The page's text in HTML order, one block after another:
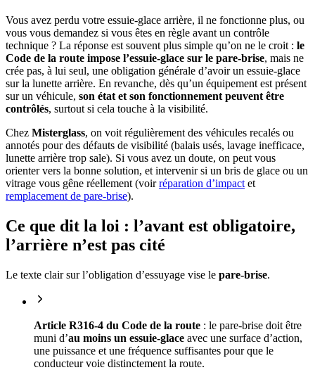
Vous avez perdu votre essuie-glace arrière, il ne fonctionne plus, ou
vous vous demandez si vous êtes en règle avant un contrôle
technique ? La réponse est souvent plus simple qu’on ne le croit : le
Code de la route impose l’essuie-glace sur le pare-brise, mais ne
crée pas, à lui seul, une obligation générale d’avoir un essuie-glace
sur la lunette arrière. En revanche, dès qu’un équipement est présent
sur un véhicule, son état et son fonctionnement peuvent être
contrôlés, surtout si cela touche à la visibilité.
Chez Misterglass, on voit régulièrement des véhicules recalés ou
annotés pour des défauts de visibilité (balais usés, lavage inefficace,
lunette arrière trop sale). Si vous avez un doute, on peut vous
orienter vers la bonne solution, et intervenir si un bris de glace ou un
vitrage vous gêne réellement (voirréparation d’impact et
remplacement de pare-brise).
Ce que dit la loi : l’avant est obligatoire,
l’arrière n’est pas cité
Le texte clair sur l’obligation d’essuyage vise le pare-brise.
Article R316-4 du Code de la route : le pare-brise doit être
muni d’au moins un essuie-glace avec une surface d’action,
une puissance et une fréquence suffisantes pour que le
conducteur voie distinctement la route.